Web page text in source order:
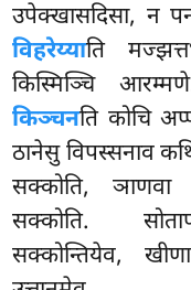
उपेक्खासदिसा, न
विहरेय्याति
किस्मिञ्चि
किञ्चनति कोचि
ठानेसु विपस्सनाव
सक्कोति, ञाणवा
सक्कोति.
सक्कोन्तियेव,